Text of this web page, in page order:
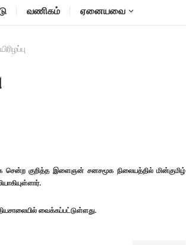
வணிகம் ஏனையவை
சென்ற குறித்த இளைஞன் சனசமூக நிலையத்தில் மின்குமிழ்
வைக்கப்பட்டுள்ளது.